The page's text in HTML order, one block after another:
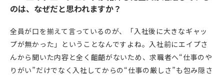
のは、なぜだと思われますか？
全員が口を揃えて言っているのが、「入社後に大きなギャッ
プが無かった」ということなんですよね。入社前にエイプさ
んから聞いた内容と全く齟齬がないため、求職者へ“仕事のや
りがい”だけでなく入社してからの“仕事の厳しさ”も包み隠さ